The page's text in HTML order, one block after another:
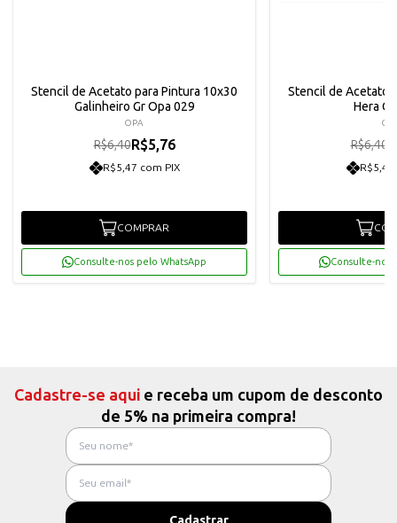
Stencil de Acetato para Pintura 10x30
Galinheiro Gr Opa 029
OPA
R$6,40R$5,76
R$5,47 com PIX
COMPRAR
Consulte-nos pelo WhatsApp
Stencil de Acetato
Hera
R$6,40
R$5,47
Consulte-nos
Cadastre-se aqui e receba um cupom de desconto
de 5% na primeira compra!